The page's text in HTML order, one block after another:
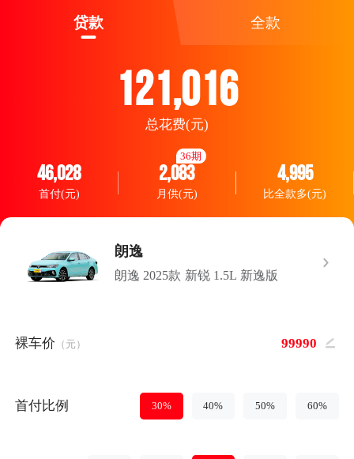
贷款 全款
121,016
总花费(元)
46,028
首付(元)
2,083
月供(元)
36期
4,995
比全款多(元)
朗逸
朗逸 2025款 新锐 1.5L 新逸版
裸车价 （元）
首付比例 30% 40% 50% 60%